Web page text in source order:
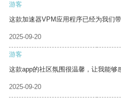
游客
这款加速器VPM应用程序已经为我们
2025-09-20
游客
这款app的社区氛围很温馨，让我能够
2025-09-20